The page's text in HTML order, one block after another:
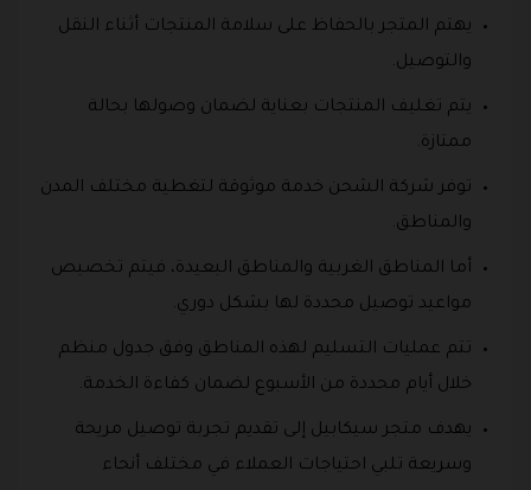
يهتم المتجر بالحفاظ على سلامة المنتجات أثناء النقل
والتوصيل.
يتم تغليف المنتجات بعناية لضمان وصولها بحالة
ممتازة.
توفر شركة الشحن خدمة موثوقة لتغطية مختلف المدن
والمناطق.
أما المناطق الغربية والمناطق البعيدة، فيتم تخصيص
مواعيد توصيل محددة لها بشكل دوري.
تتم عمليات التسليم لهذه المناطق وفق جدول منظم
خلال أيام محددة من الأسبوع لضمان كفاءة الخدمة.
يهدف متجر سيكابيل إلى تقديم تجربة توصيل مريحة
وسريعة تلبي احتياجات العملاء في مختلف أنحاء